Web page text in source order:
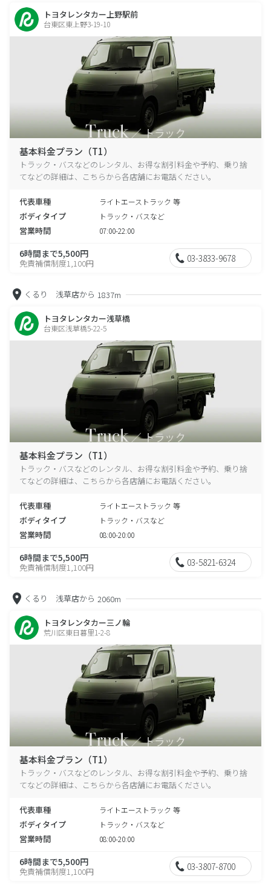
トヨタレンタカー上野駅前
台東区東上野3-19-10
基本料金プラン（T1）
トラック・バスなどのレンタル、お得な割引料金や予約、乗り捨
てなどの詳細は、こちらから各店舗にお電話ください。
代表車種 ライトエーストラック 等
ボディタイプ トラック・バスなど
営業時間 07:00-22:00
6時間まで5,500円
免責補償制度1,100円 03-3833-9678
くるり 浅草店から 1837m
トヨタレンタカー浅草橋
台東区浅草橋5-22-5
基本料金プラン（T1）
トラック・バスなどのレンタル、お得な割引料金や予約、乗り捨
てなどの詳細は、こちらから各店舗にお電話ください。
代表車種 ライトエーストラック 等
ボディタイプ トラック・バスなど
営業時間 08:00-20:00
6時間まで5,500円
免責補償制度1,100円 03-5821-6324
くるり 浅草店から 2060m
トヨタレンタカー三ノ輪
荒川区東日暮里1-2-8
基本料金プラン（T1）
トラック・バスなどのレンタル、お得な割引料金や予約、乗り捨
てなどの詳細は、こちらから各店舗にお電話ください。
代表車種 ライトエーストラック 等
ボディタイプ トラック・バスなど
営業時間 08:00-20:00
6時間まで5,500円
免責補償制度1,100円 03-3807-8700